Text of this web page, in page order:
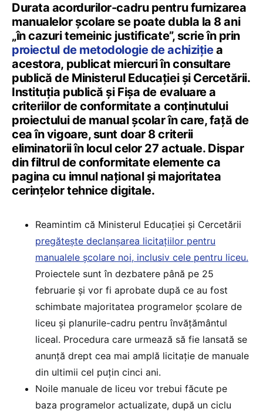
Durata acordurilor-cadru pentru furnizarea
manualelor școlare se poate dubla la 8 ani
„în cazuri temeinic justificate”, scrie în prin
proiectul de metodologie de achizițiea
acestora, publicat miercuri în consultare
publică de Ministerul Educației și Cercetării.
Instituția publică și Fișa de evaluare a
criteriilor de conformitate a conţinutului
proiectului de manual şcolar în care, față de
cea în vigoare, sunt doar 8 criterii
eliminatorii în locul celor 27 actuale. Dispar
din filtrul de conformitate elemente ca
pagina cu imnul național și majoritatea
cerințelor tehnice digitale.
Reamintim că Ministerul Educației și Cercetării
pregătește declanșarea licitațiilor pentru
manualele școlare noi, inclusiv cele pentru liceu.
Proiectele sunt în dezbatere până pe 25
februarie și vor fi aprobate după ce au fost
schimbate majoritatea programelor școlare de
liceu și planurile-cadru pentru învățământul
liceal. Procedura care urmează să fie lansată se
anunță drept cea mai amplă licitație de manuale
din ultimii cel puțin cinci ani.
Noile manuale de liceu vor trebui făcute pe
baza programelor actualizate, după un ciclu